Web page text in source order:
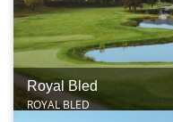
Royal Bled
ROYAL BLED